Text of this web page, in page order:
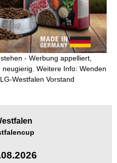
- Werbung appelliert,
Weitere Info: Wenden
Westfalen Vorstand